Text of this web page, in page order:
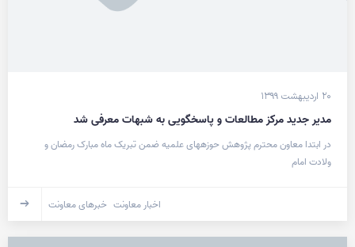
۲۰ اردیبهشت ۱۳۹۹
مدیر جدید مرکز مطالعات و پاسخگویی به شبهات معرفی شد
در ابتدا معاون محترم پژوهش حوزه­های علمیه ضمن تبریک ماه مبارک رمضان و
ولادت امام
اخبار معاونت خبرهای معاونت